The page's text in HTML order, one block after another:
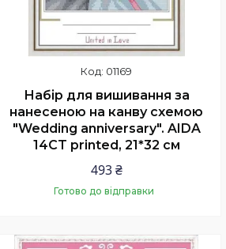
01169
Набір для вишивання за
нанесеною на канву схемою
"Wedding anniversary". AIDA
14CT printed, 21*32 см
493 ₴
Готово до відправки
Купити